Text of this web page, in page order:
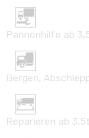
Pannenhilfe ab
Bergen,
Reparieren ab